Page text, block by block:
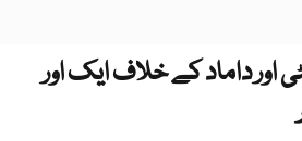
اور داماد کے خلاف ایک اور